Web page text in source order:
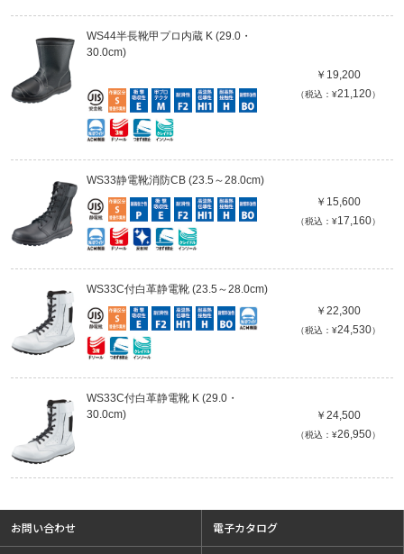
WS44半長靴甲プロ内蔵 K (29.0・
30.0cm)
￥19,200
（税込：¥21,120）
WS33静電靴消防CB (23.5～28.0cm)
￥15,600
（税込：¥17,160）
WS33C付白革静電靴 (23.5～28.0cm)
￥22,300
（税込：¥24,530）
WS33C付白革静電靴 K (29.0・
30.0cm)
￥24,500
（税込：¥26,950）
お問い合わせ 電子カタログ